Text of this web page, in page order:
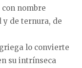
nombre
de ternura, de
lo convierte
su intrínseca